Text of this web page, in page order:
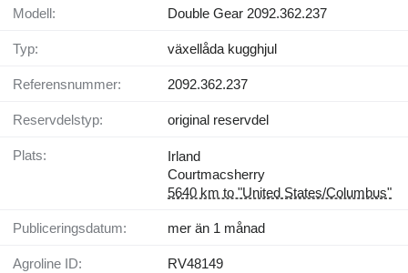
Modell: Double Gear 2092.362.237
Typ: växellåda kugghjul
Referensnummer: 2092.362.237
Reservdelstyp: original reservdel
Plats:
Irland
Courtmacsherry
5640 km to "United States/Columbus"
Publiceringsdatum: mer än 1 månad
Agroline ID: RV48149